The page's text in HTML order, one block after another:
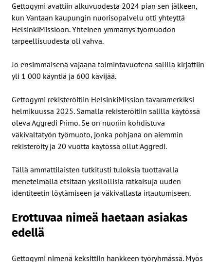
Gettogymi avattiin alkuvuodesta 2024 pian sen jälkeen,
kun Vantaan kaupungin nuorisopalvelu otti yhteyttä
HelsinkiMissioon. Yhteinen ymmärrys työmuodon
tarpeellisuudesta oli vahva.
Jo ensimmäisenä vajaana toimintavuotena salilla kirjattiin
yli 1 000 käyntiä ja 600 kävijää.
Gettogymi rekisteröitiin HelsinkiMission tavaramerkiksi
helmikuussa 2025. Samalla rekisteröitiin salilla käytössä
oleva Aggredi Primo. Se on nuoriin kohdistuva
väkivaltatyön työmuoto, jonka pohjana on aiemmin
rekisteröity ja 20 vuotta käytössä ollut Aggredi.
Tällä ammattilaisten tutkitusti tuloksia tuottavalla
menetelmällä etsitään yksilöllisiä ratkaisuja uuden
identiteetin löytämiseen ja väkivallasta irtautumiseen.
Erottuvaa nimeä haetaan asiakas
edellä
Gettogymi nimenä keksittiin hankkeen työryhmässä. Myös